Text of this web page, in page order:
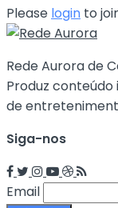
Please login to
Rede Aurora de
Produz
de
Siga-nos
Email